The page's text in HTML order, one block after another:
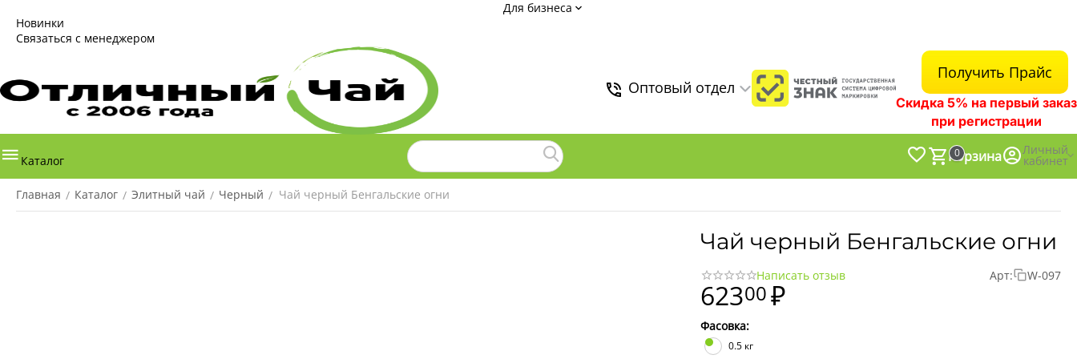
Для бизнеса
Новинки
Связаться с менеджером
Оптовый отдел
Получить Прайс
Скидка 5% на первый заказ
при регистрации
Каталог 0
Корзина Личный
кабинет
Главная / Каталог / Элитный чай / Черный / Чай черный Бенгальские огни
Чай черный Бенгальские огни
Написать отзыв Арт: W-097
62300₽
Фасовка:
0.5 кг